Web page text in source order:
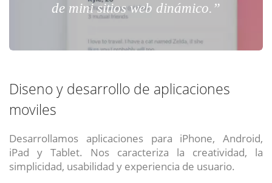
de mini sitios web dinámico.”
Diseno y desarrollo de aplicaciones
moviles
Desarrollamos aplicaciones para iPhone, Android,
iPad y Tablet. Nos caracteriza la creatividad, la
simplicidad, usabilidad y experiencia de usuario.